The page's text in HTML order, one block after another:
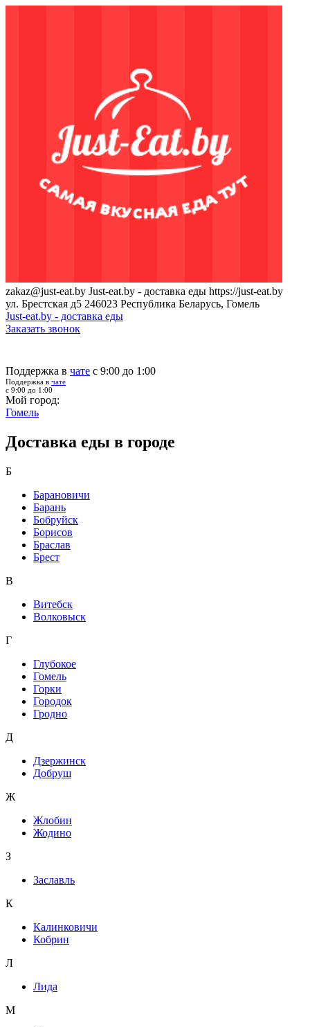
zakaz@just-eat.by Just-eat.by - доставка еды https://just-eat.by
ул. Брестская д5 246023 Республика Беларусь, Гомель
Just-eat.by - доставка еды
Заказать звонок
Поддержка в чате с 9:00 до 1:00
Поддержка в чате
с 9:00 до 1:00
Мой город:
Гомель
Доставка еды в городе
Б
Барановичи
Барань
Бобруйск
Борисов
Браслав
Брест
В
Витебск
Волковыск
Г
Глубокое
Гомель
Горки
Городок
Гродно
Д
Дзержинск
Добруш
Ж
Жлобин
Жодино
З
Заславль
К
Калинковичи
Кобрин
Л
Лида
М